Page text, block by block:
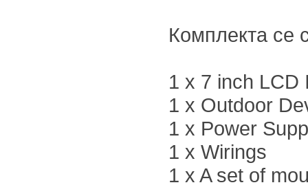
Комплекта се
1 x 7 inch LCD
1 x Outdoor
1 x Power
1 x Wirings
1 x A set of